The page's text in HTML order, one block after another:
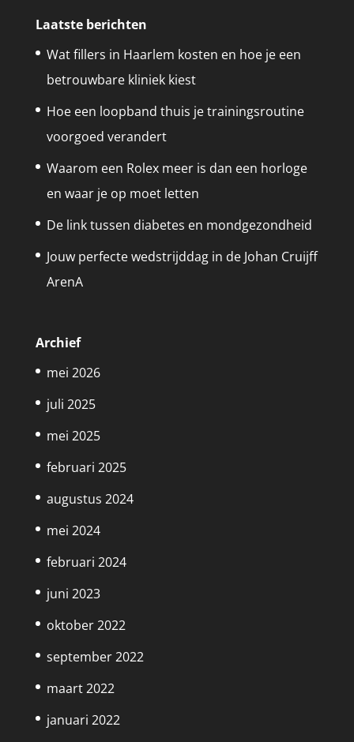
Laatste berichten
Wat fillers in Haarlem kosten en hoe je een
betrouwbare kliniek kiest
Hoe een loopband thuis je trainingsroutine
voorgoed verandert
Waarom een Rolex meer is dan een horloge
en waar je op moet letten
De link tussen diabetes en mondgezondheid
Jouw perfecte wedstrijddag in de Johan Cruijff
ArenA
Archief
mei 2026
juli 2025
mei 2025
februari 2025
augustus 2024
mei 2024
februari 2024
juni 2023
oktober 2022
september 2022
maart 2022
januari 2022